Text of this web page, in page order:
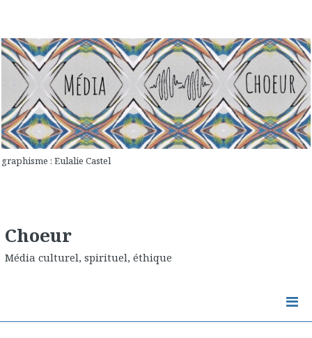
graphisme : Eulalie Castel
Choeur
Média culturel, spirituel, éthique